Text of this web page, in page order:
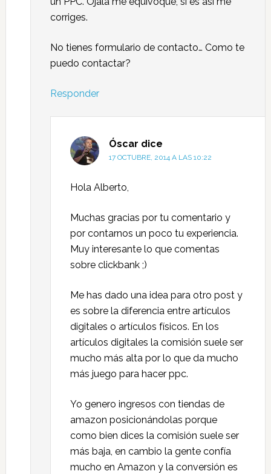
corriges.
No tienes formulario de contacto… Como te
puedo contactar?
Responder
Óscar dice
17 OCTUBRE, 2014 A LAS 10:22
Hola Alberto,
Muchas gracias por tu comentario y
por contarnos un poco tu experiencia.
Muy interesante lo que comentas
sobre clickbank ;)
Me has dado una idea para otro post y
es sobre la diferencia entre artículos
digitales o artículos físicos. En los
artículos digitales la comisión suele ser
mucho más alta por lo que da mucho
más juego para hacer ppc.
Yo genero ingresos con tiendas de
amazon posicionándolas porque
como bien dices la comisión suele ser
más baja, en cambio la gente confía
mucho en Amazon y la conversión es